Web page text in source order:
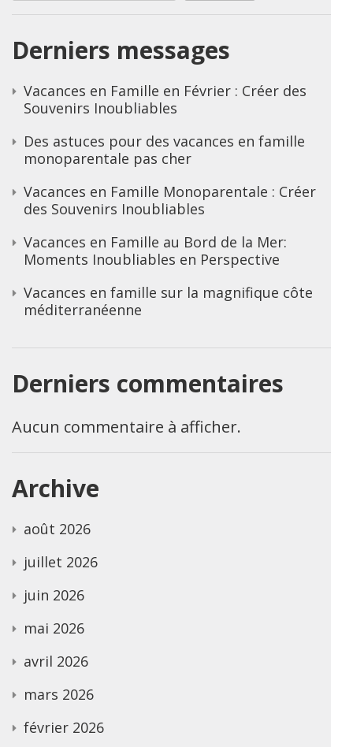
Derniers messages
Vacances en Famille en Février : Créer des
Souvenirs Inoubliables
Des astuces pour des vacances en famille
monoparentale pas cher
Vacances en Famille Monoparentale : Créer
des Souvenirs Inoubliables
Vacances en Famille au Bord de la Mer:
Moments Inoubliables en Perspective
Vacances en famille sur la magnifique côte
méditerranéenne
Derniers commentaires
Aucun commentaire à afficher.
Archive
août 2026
juillet 2026
juin 2026
mai 2026
avril 2026
mars 2026
février 2026